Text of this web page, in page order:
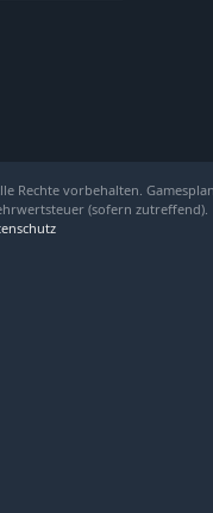
Rechte vorbehalten.
(sofern zutreffend).